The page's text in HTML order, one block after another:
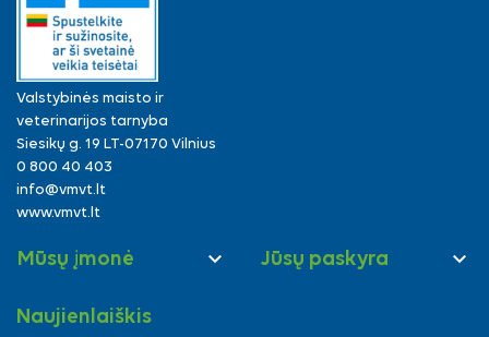
Valstybinės maisto ir
veterinarijos tarnyba
Siesikų g. 19 LT-07170 Vilnius
0 800 40 403
info@vmvt.lt
www.vmvt.lt
Mūsų įmonė  Jūsų paskyra 
Naujienlaiškis